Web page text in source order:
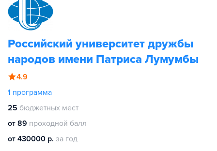
Российский университет дружбы
народов имени Патриса Лумумбы
4.9
1 программа
25 бюджетных мест
от 89 проходной балл
от 430000 р. за год